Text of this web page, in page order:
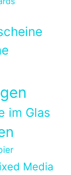
im Glas
Media